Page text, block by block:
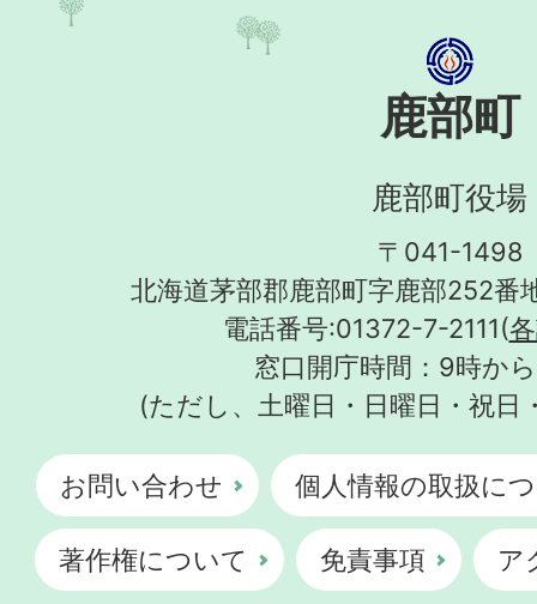
鹿部町
鹿部町役場
〒041-1498
北海道茅部郡鹿部町字鹿部252番
電話番号:01372-7-2111(
窓口開庁時間：9時か
(ただし、土曜日・日曜日・祝日
お問い合わせ 個人情報の取扱に
著作権について 免責事項 ア